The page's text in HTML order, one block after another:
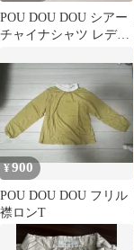
POU DOU DOU シアー
チャイナシャツ レディ
ー
¥900
POU DOU DOU フリル
襟ロンT